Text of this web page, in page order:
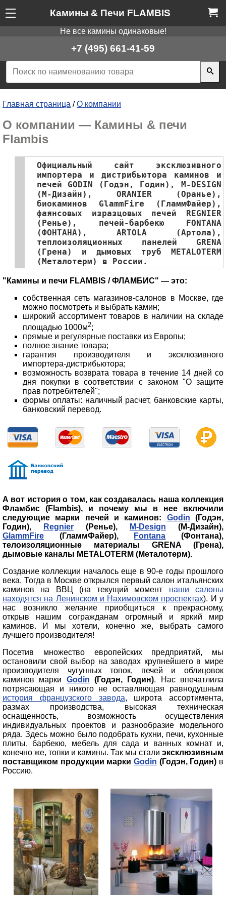
Камины & Печи FLAMBIS
Не все камины одинаковые!
+7 (495) 661-41-59
Главная страница /О компании
О компании — Камины & печи
Flambis
Официальный сайт эксклюзивного
импортера и дистрибьютора каминов и
печей GODIN (Годэн, Годин), M-DESIGN
(М-Дизайн), ORANIER (Оранье),
биокаминов GlammFire (ГламмФайер),
фаянсовых изразцовых печей REGNIER
(Ренье), печей-барбекю FONTANA
(ФОНТАНА), ARTOLA (Артола),
теплоизоляционных панелей GRENA
(Грена) и дымовых труб METALOTERM
(Металотерм) в России.
"Камины и печи FLAMBIS / ФЛАМБИС" — это:
собственная сеть магазинов-салонов в Москве, где
можно посмотреть и выбрать камин;
широкий ассортимент товаров в наличии на складе
площадью 1000м2;
прямые и регулярные поставки из Европы;
полное знание товара;
гарантия производителя и эксклюзивного
импортера-дистрибьютора;
возможность возврата товара в течение 14 дней со
дня покупки в соответствии с законом "О защите
прав потребителей";
формы оплаты: наличный расчет, банковские карты,
банковский перевод.
А вот история о том, как создавалась наша коллекция
Фламбис (Flambis), и почему мы в нее включили
следующие марки печей и каминов: Godin (Годэн,
Годин),
Regnier (Ренье), M-Design (М-Дизайн),
GlammFire (ГламмФайер), Fontana (Фонтана),
телоизоляционные материалы GRENA (Грена),
дымовые каналы METALOTERM (Металотерм).
Создание коллекции началось еще в 90-е годы прошлого
века. Тогда в Москве открылся первый салон итальянских
каминов на ВВЦ (на текущий момент наши салоны
находятся на Ленинском и Нахимовском проспектах). И у
нас возникло желание приобщиться к прекрасному,
открыв нашим согражданам огромный и яркий мир
каминов. И мы хотели, конечно же, выбрать самого
лучшего производителя!
Посетив множество европейских предприятий, мы
остановили свой выбор на заводах крупнейшего в мире
производителя чугунных топок, печей и облицовок
каминов марки Godin (Годэн, Годин). Нас впечатлила
потрясающая и никого не оставляющая равнодушным
история французского завода, широта ассортимента,
размах производства, высокая техническая
оснащенность, возможность осуществления
индивидуальных проектов и разнообразие модельного
ряда. Здесь можно было подобрать кухни, печи, кухонные
плиты, барбекю, мебель для сада и ванных комнат и,
конечно же, топки и камины. Так мы стали эксклюзивным
поставщиком продукции марки Godin (Годэн, Годин) в
Россию.